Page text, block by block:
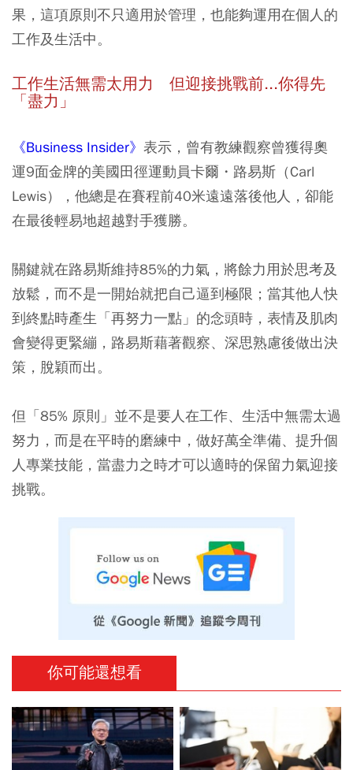
果，這項原則不只適用於管理，也能夠運用在個人的
工作及生活中。
工作生活無需太用力 但迎接挑戰前...你得先
「盡力」
《Business Insider》 表示，曾有教練觀察曾獲得奧
運9面金牌的美國田徑運動員卡爾・路易斯（Carl
Lewis），他總是在賽程前40米遠遠落後他人，卻能
在最後輕易地超越對手獲勝。
關鍵就在路易斯維持85%的力氣，將餘力用於思考及
放鬆，而不是一開始就把自己逼到極限；當其他人快
到終點時產生「再努力一點」的念頭時，表情及肌肉
會變得更緊繃，路易斯藉著觀察、深思熟慮後做出決
策，脫穎而出。
但「85% 原則」並不是要人在工作、生活中無需太過
努力，而是在平時的磨練中，做好萬全準備、提升個
人專業技能，當盡力之時才可以適時的保留力氣迎接
挑戰。
你可能還想看